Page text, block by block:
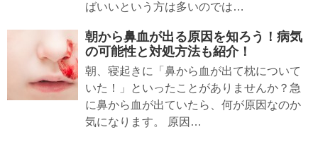
ばいいという方は多いのでは…
朝から鼻血が出る原因を知ろう！病気
の可能性と対処方法も紹介！
朝、寝起きに「鼻から血が出て枕について
いた！」といったことがありませんか？急
に鼻から血が出ていたら、何が原因なのか
気になります。 原因…